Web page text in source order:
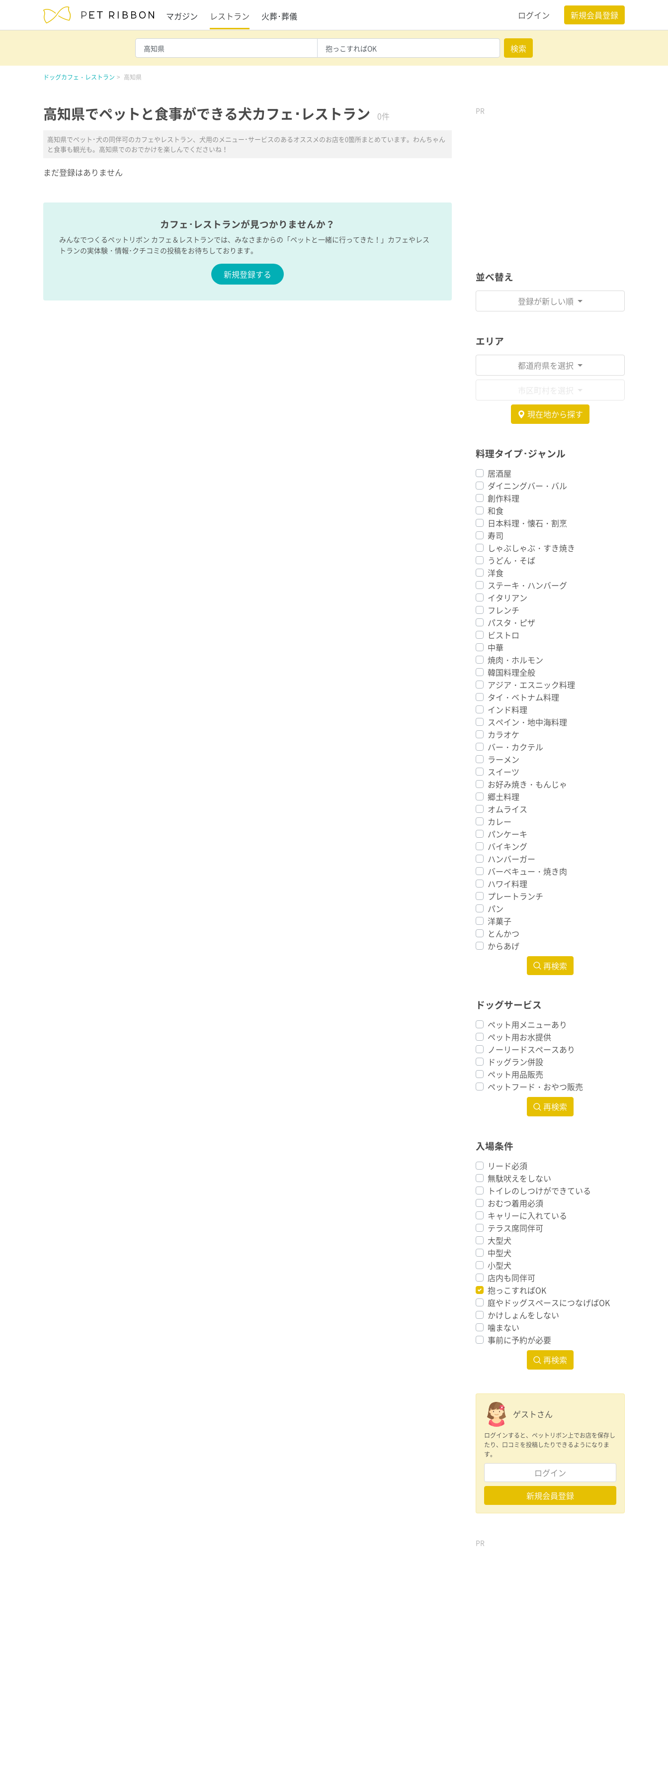
マガジン レストラン 火葬･葬儀 ログイン 新規会員登録
検索
ドッグカフェ・レストラン 高知県
高知県でペットと食事ができる犬カフェ･レストラン 0件
高知県でペット･犬の同伴可のカフェやレストラン、犬用のメニュー･サービスのあるオススメのお店を0箇所まとめています。わんちゃん
と食事も観光も。高知県でのおでかけを楽しんでくださいね！
まだ登録はありません
カフェ･レストランが見つかりませんか？
みんなでつくるペットリボン カフェ＆レストランでは、みなさまからの「ペットと一緒に行ってきた！」カフェやレス
トランの実体験・情報･クチコミの投稿をお待ちしております。
新規登録する
PR
並べ替え
登録が新しい順
エリア
都道府県を選択
市区町村を選択
現在地から探す
料理タイプ･ジャンル
居酒屋
ダイニングバー・バル
創作料理
和食
日本料理・懐石・割烹
寿司
しゃぶしゃぶ・すき焼き
うどん・そば
洋食
ステーキ・ハンバーグ
イタリアン
フレンチ
パスタ・ピザ
ビストロ
中華
焼肉・ホルモン
韓国料理全般
アジア・エスニック料理
タイ・ベトナム料理
インド料理
スペイン・地中海料理
カラオケ
バー・カクテル
ラーメン
スイーツ
お好み焼き・もんじゃ
郷土料理
オムライス
カレー
パンケーキ
バイキング
ハンバーガー
バーベキュー・焼き肉
ハワイ料理
プレートランチ
パン
洋菓子
とんかつ
からあげ
再検索
ドッグサービス
ペット用メニューあり
ペット用お水提供
ノーリードスペースあり
ドッグラン併設
ペット用品販売
ペットフード・おやつ販売
再検索
入場条件
リード必須
無駄吠えをしない
トイレのしつけができている
おむつ着用必須
キャリーに入れている
テラス席同伴可
大型犬
中型犬
小型犬
店内も同伴可
抱っこすればOK
庭やドッグスペースにつなげばOK
かけしょんをしない
噛まない
事前に予約が必要
再検索
ゲストさん
ログインすると、ペットリボン上でお店を保存し
たり、口コミを投稿したりできるようになりま
す。
ログイン
新規会員登録
PR